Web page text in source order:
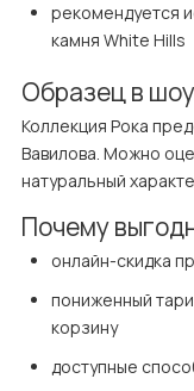
рекомендуется
камня White Hills
Образец в
Коллекция Рока
Вавилова. Можно
натуральный
Почему
онлайн-скидка
пониженный
корзину
доступные